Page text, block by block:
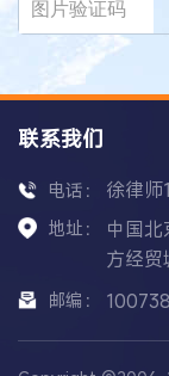
联系我们
电话： 徐律
地址：
中国
方经
邮编： 100738